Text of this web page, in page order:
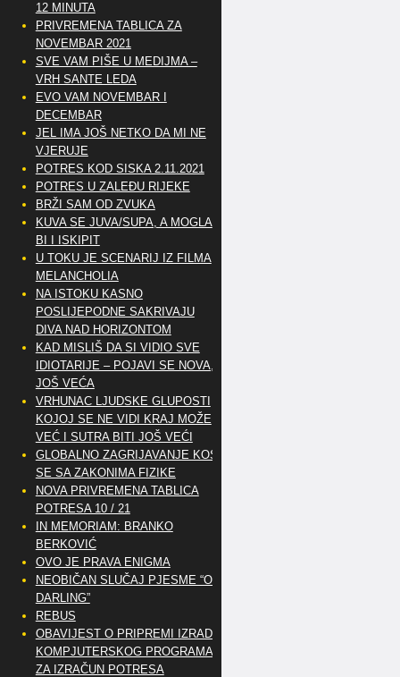
12 MINUTA
PRIVREMENA TABLICA ZA
NOVEMBAR 2021
SVE VAM PIŠE U MEDIJMA –
VRH SANTE LEDA
EVO VAM NOVEMBAR I
DECEMBAR
JEL IMA JOŠ NETKO DA MI NE
VJERUJE
POTRES KOD SISKA 2.11.2021
POTRES U ZALEĐU RIJEKE
BRŽI SAM OD ZVUKA
KUVA SE JUVA/SUPA, A MOGLA
BI I ISKIPIT
U TOKU JE SCENARIJ IZ FILMA
MELANCHOLIA
NA ISTOKU KASNO
POSLIJEPODNE SAKRIVAJU
DIVA NAD HORIZONTOM
KAD MISLIŠ DA SI VIDIO SVE
IDIOTARIJE – POJAVI SE NOVA,..
JOŠ VEĆA
VRHUNAC LJUDSKE GLUPOSTI
KOJOJ SE NE VIDI KRAJ MOŽE
VEĆ I SUTRA BITI JOŠ VEĆI
GLOBALNO ZAGRIJAVANJE KOSI
SE SA ZAKONIMA FIZIKE
NOVA PRIVREMENA TABLICA
POTRESA 10 / 21
IN MEMORIAM: BRANKO
BERKOVIĆ
OVO JE PRAVA ENIGMA
NEOBIČAN SLUČAJ PJESME “OH
DARLING”
REBUS
OBAVIJEST O PRIPREMI IZRADE
KOMPJUTERSKOG PROGRAMA
ZA IZRAČUN POTRESA